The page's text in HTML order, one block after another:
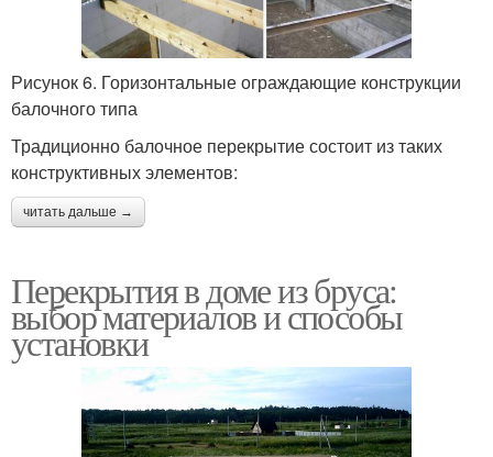
Рисунок 6. Горизонтальные ограждающие конструкции
балочного типа
Традиционно балочное перекрытие состоит из таких
конструктивных элементов:
читать дальше →
Перекрытия в доме из бруса:
выбор материалов и способы
установки